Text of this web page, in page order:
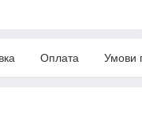
Оплата Умови